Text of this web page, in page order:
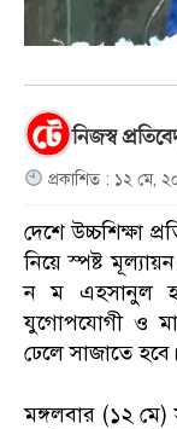
নিজস্ব
প্রকাশিত : ১২ মে,
দেশে উচ্চশিক্ষা
নিয়ে স্পষ্ট
ন ম এহসানুল হক
যুগোপযোগী ও
ঢেলে সাজাতে হবে।
মঙ্গলবার (১২ মে)